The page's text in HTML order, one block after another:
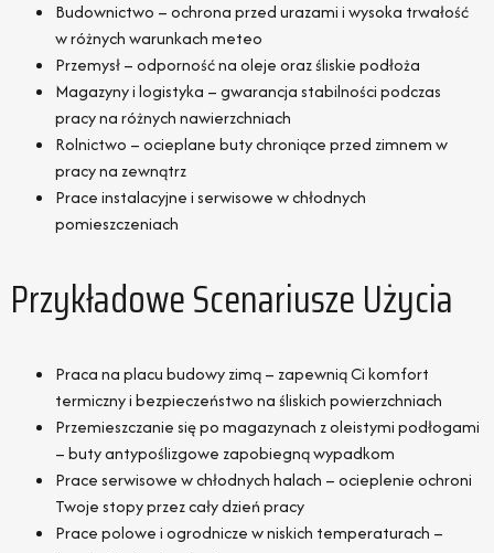
Budownictwo – ochrona przed urazami i wysoka trwałość
w różnych warunkach meteo
Przemysł – odporność na oleje oraz śliskie podłoża
Magazyny i logistyka – gwarancja stabilności podczas
pracy na różnych nawierzchniach
Rolnictwo – ocieplane buty chroniące przed zimnem w
pracy na zewnątrz
Prace instalacyjne i serwisowe w chłodnych
pomieszczeniach
Przykładowe Scenariusze Użycia
Praca na placu budowy zimą – zapewnią Ci komfort
termiczny i bezpieczeństwo na śliskich powierzchniach
Przemieszczanie się po magazynach z oleistymi podłogami
– buty antypoślizgowe zapobiegną wypadkom
Prace serwisowe w chłodnych halach – ocieplenie ochroni
Twoje stopy przez cały dzień pracy
Prace polowe i ogrodnicze w niskich temperaturach –